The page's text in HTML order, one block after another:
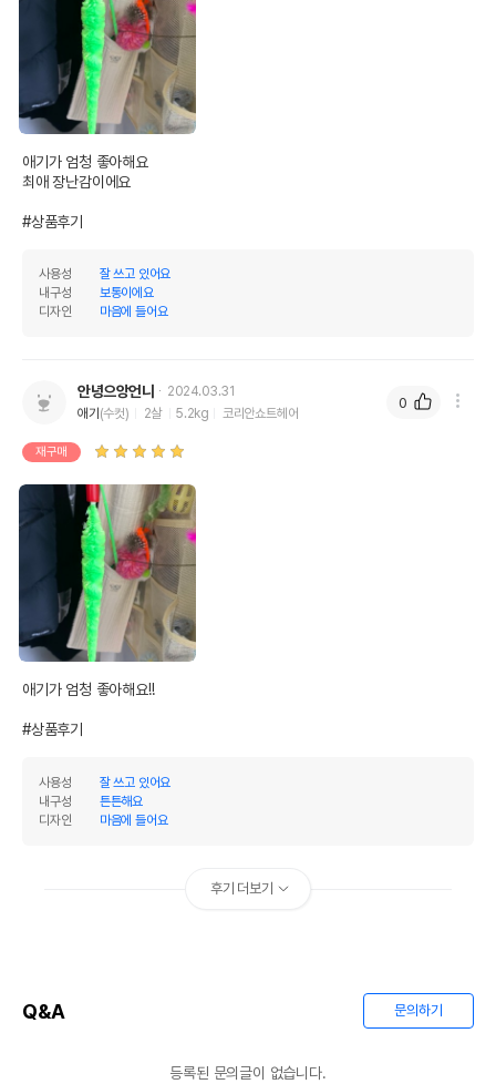
애기가 엄청 좋아해요
최애 장난감이에요
#상품후기
사용성
잘 쓰고 있어요
내구성
보통이에요
디자인
마음에 들어요
안녕으앙언니
2024.03.31
애기 (수컷) 2살 5.2kg 코리안쇼트헤어
재구매
애기가 엄청 좋아해요!!
#상품후기
사용성
잘 쓰고 있어요
내구성
튼튼해요
디자인
마음에 들어요
0
후기 더보기
Q&A 문의하기
등록된 문의글이 없습니다.